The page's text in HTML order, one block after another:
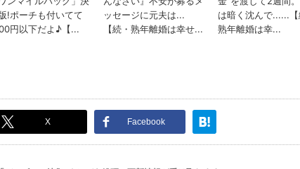
X Facebook